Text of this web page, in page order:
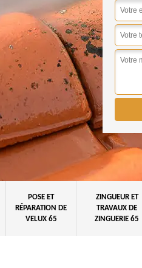
POSE ET
RÉPARATION DE
VELUX 65
ZINGUEUR ET
TRAVAUX DE
ZINGUERIE 65